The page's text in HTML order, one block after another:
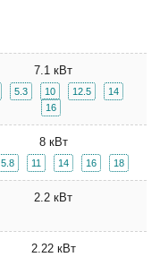
7.1 кВт
5.3 10 12.5
14
16
8 кВт
5.8 11 14 16 18
2.2 кВт
2.22 кВт